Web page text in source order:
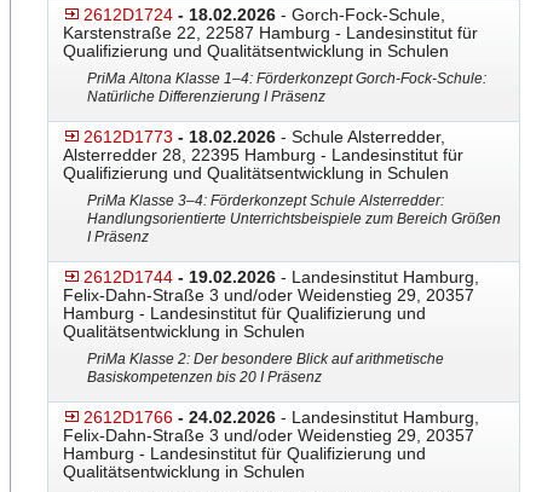
2612D1724 - 18.02.2026 - Gorch-Fock-Schule,
Karstenstraße 22, 22587 Hamburg - Landesinstitut für
Qualifizierung und Qualitätsentwicklung in Schulen
PriMa Altona Klasse 1–4: Förderkonzept Gorch-Fock-Schule:
Natürli​​che Differenzierung I Präsenz
2612D1773 - 18.02.2026 - Schule Alsterredder,
Alsterredder 28, 22395 Hamburg - Landesinstitut für
Qualifizierung und Qualitätsentwicklung in Schulen
PriMa Klasse 3–4: Förderkonzept Schule Alsterredder:
Handlungsori​entierte Unterrichtsbeispiele zum Bereich Größen
I Präsenz
2612D1744 - 19.02.2026 - Landesinstitut Hamburg,
Felix-Dahn-Straße 3 und/oder Weidenstieg 29, 20357
Hamburg - Landesinstitut für Qualifizierung und
Qualitätsentwicklung in Schulen
PriMa Klasse 2: Der besondere Blick auf arithmetische
Basiskompetenzen bis 20 I Präsenz
2612D1766 - 24.02.2026 - Landesinstitut Hamburg,
Felix-Dahn-Straße 3 und/oder Weidenstieg 29, 20357
Hamburg - Landesinstitut für Qualifizierung und
Qualitätsentwicklung in Schulen